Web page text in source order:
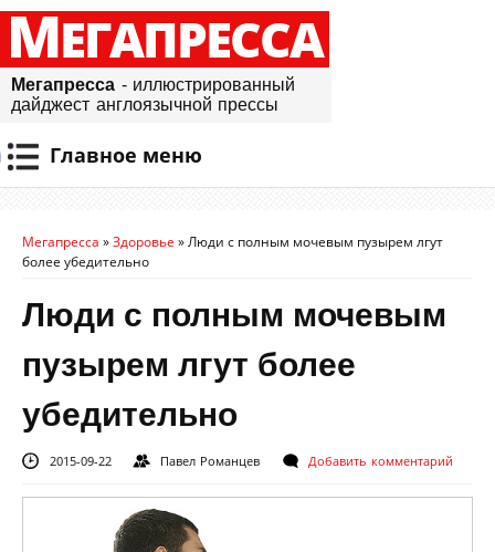
МЕГАПРЕССА
Мегапресса - иллюстрированный
дайджест англоязычной прессы
Главное меню
Мегапресса »Здоровье »Люди с полным мочевым пузырем лгут
более убедительно
Люди с полным мочевым
пузырем лгут более
убедительно
2015-09-22 Павел Романцев Добавить комментарий